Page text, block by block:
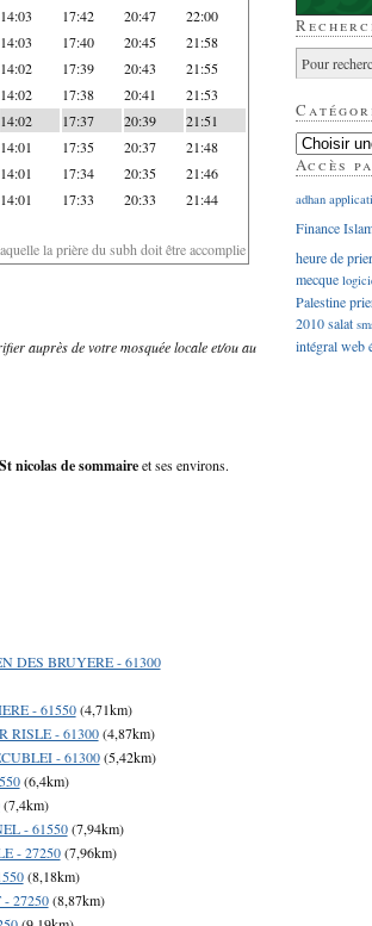
14:03 17:42 20:47 22:00
14:03 17:40 20:45 21:58
14:02 17:39 20:43 21:55
14:02 17:38 20:41 21:53
14:02 17:37 20:39 21:51
14:01 17:35 20:37 21:48
14:01 17:34 20:35 21:46
14:01 17:33 20:33 21:44
la prière du subh doit être accomplie
auprès de votre mosquée locale et/ou au
St nicolas de sommaireet ses environs.
DES BRUYERE - 61300
- 61550(4,71km)
RISLE - 61300(4,87km)
- 61300(5,42km)
(6,4km)
(7,4km)
- 61550(7,94km)
- 27250(7,96km)
(8,18km)
27250(8,87km)
Accès
adhan
Finance
heure de
mecque
Palestine
2010salat
intégralweb